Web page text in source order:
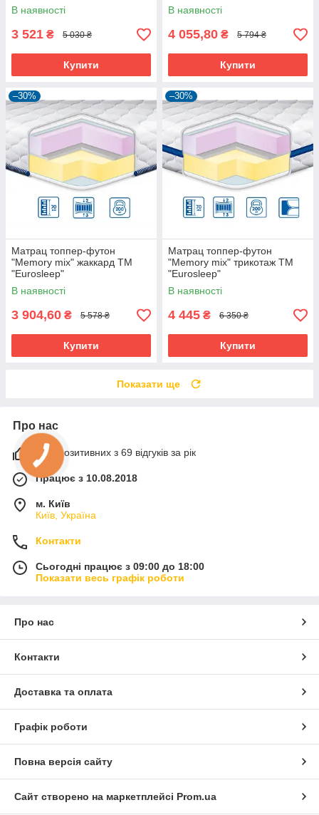
В наявності
3 521 ₴ 5 030 ₴
Купити
В наявності
4 055,80 ₴ 5 794 ₴
Купити
–30%
Матрац топпер-футон
"Memory mix" жаккард ТМ
"Eurosleep"
В наявності
3 904,60 ₴ 5 578 ₴
Купити
–30%
Матрац топпер-футон
"Memory mix" трикотаж ТМ
"Eurosleep"
В наявності
4 445 ₴ 6 350 ₴
Купити
Показати ще
Про нас
99% позитивних з 69 відгуків за рік
Працює з 10.08.2018
м. Київ
Київ, Україна
Контакти
Сьогодні працює з 09:00 до 18:00
Показати весь графік роботи
Про нас
Контакти
Доставка та оплата
Графік роботи
Повна версія сайту
Сайт створено на маркетплейсі Prom.ua